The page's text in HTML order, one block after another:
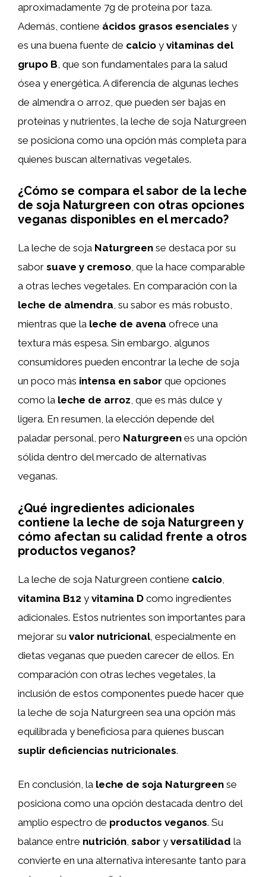
aproximadamente 7g de proteína por taza.
Además, contiene ácidos grasos esenciales y
es una buena fuente de calcio y vitaminas del
grupo B , que son fundamentales para la salud
ósea y energética. A diferencia de algunas leches
de almendra o arroz, que pueden ser bajas en
proteínas y nutrientes, la leche de soja Naturgreen
se posiciona como una opción más completa para
quienes buscan alternativas vegetales.
¿Cómo se compara el sabor de la leche
de soja Naturgreen con otras opciones
veganas disponibles en el mercado?
La leche de soja Naturgreen se destaca por su
sabor suave y cremoso, que la hace comparable
a otras leches vegetales. En comparación con la
leche de almendra, su sabor es más robusto,
mientras que la leche de avena ofrece una
textura más espesa. Sin embargo, algunos
consumidores pueden encontrar la leche de soja
un poco más intensa en sabor que opciones
como la leche de arroz, que es más dulce y
ligera. En resumen, la elección depende del
paladar personal, pero Naturgreen es una opción
sólida dentro del mercado de alternativas
veganas.
¿Qué ingredientes adicionales
contiene la leche de soja Naturgreen y
cómo afectan su calidad frente a otros
productos veganos?
La leche de soja Naturgreen contiene calcio
vitamina B12 y vitamina D como ingredientes
adicionales. Estos nutrientes son importantes para
mejorar su valor nutricional, especialmente en
dietas veganas que pueden carecer de ellos. En
comparación con otras leches vegetales, la
inclusión de estos componentes puede hacer que
la leche de soja Naturgreen sea una opción más
equilibrada y beneficiosa para quienes buscan
suplir deficiencias nutricionales.
En conclusión, la leche de soja Naturgreen se
posiciona como una opción destacada dentro del
amplio espectro de productos veganos. Su
balance entre nutrición, sabor y versatilidad la
convierte en una alternativa interesante tanto para